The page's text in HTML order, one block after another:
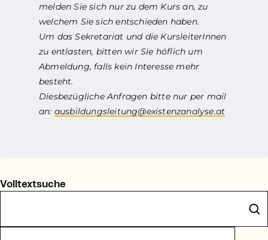
melden Sie sich nur zu dem Kurs an, zu
welchem Sie sich entschieden haben.
Um das Sekretariat und die KursleiterInnen
zu entlasten, bitten wir Sie höflich um
Abmeldung, falls kein Interesse mehr
besteht.
Diesbezügliche Anfragen bitte nur per mail
an: ausbildungsleitung@existenzanalyse.at
Volltextsuche